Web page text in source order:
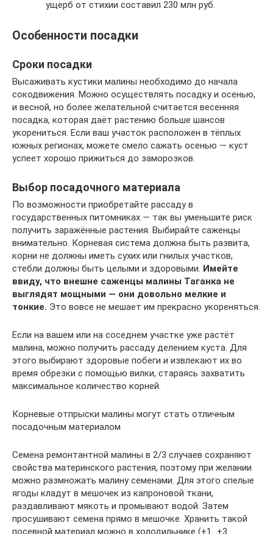
ущерб от стихии составил 230 млн руб.
Особенности посадки
Сроки посадки
Высаживать кустики малины необходимо до начала
сокодвижения. Можно осуществлять посадку и осенью,
и весной, но более желательной считается весенняя
посадка, которая даёт растению больше шансов
укорениться. Если ваш участок расположен в тёплых
южных регионах, можете смело сажать осенью — куст
успеет хорошо прижиться до заморозков.
Выбор посадочного материала
По возможности приобретайте рассаду в
государственных питомниках — так вы уменьшите риск
получить заражённые растения. Выбирайте саженцы
внимательно. Корневая система должна быть развита,
корни не должны иметь сухих или гнилых участков,
стебли должны быть целыми и здоровыми. Имейте
ввиду, что внешне саженцы малины Таганка не
выглядят мощными — они довольно мелкие и
тонкие. Это вовсе не мешает им прекрасно укореняться.
Если на вашем или на соседнем участке уже растёт
малина, можно получить рассаду делением куста. Для
этого выбирают здоровые побеги и извлекают их во
время обрезки с помощью вилки, стараясь захватить
максимальное количество корней.
Корневые отпрыски малины могут стать отличным
посадочным материалом
Семена ремонтантной малины в 2/3 случаев сохраняют
свойства материнского растения, поэтому при желании
можно размножать малину семенами. Для этого спелые
ягоды кладут в мешочек из капроновой ткани,
раздавливают мякоть и промывают водой. Затем
просушивают семена прямо в мешочке. Хранить такой
посевной материал можно в холодильнике (+1…+3